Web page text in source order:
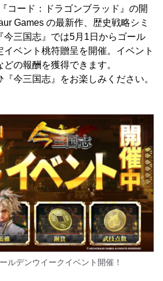
コード：ドラゴンブラッド』の開
Games の最新作、歴史戦略シミ
今三国志』では5月1日からゴール
ベント桃符贈呈を開催。イベント
の報酬を獲得できます。
今三国志』をお楽しみください。
ルデンウイークイベント開催！